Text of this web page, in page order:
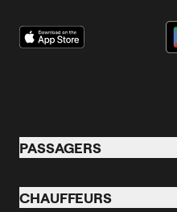
Télécharger le rapport 2023
PASSAGERS
CHAUFFEURS